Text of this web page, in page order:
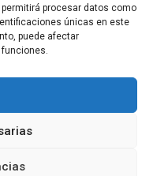
procesar datos como
únicas en este
puede afectar